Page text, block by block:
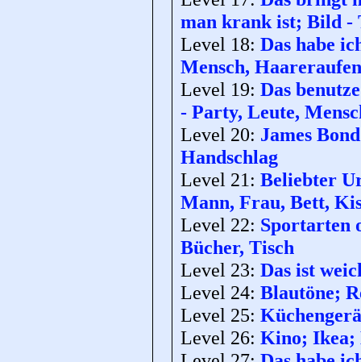
man krank ist; Bild -
Level 18: Das habe
Mensch, Haareraufen
Level 19: Das
- Party, Leute,
Level 20: James
Handschlag
Level 21: Beliebter
Mann, Frau, Bett,
Level 22: Sportarten
Bücher, Tisch
Level 23: Das ist
Level 24: Blautöne;
Level 25:
Level 26: Kino; Ikea;